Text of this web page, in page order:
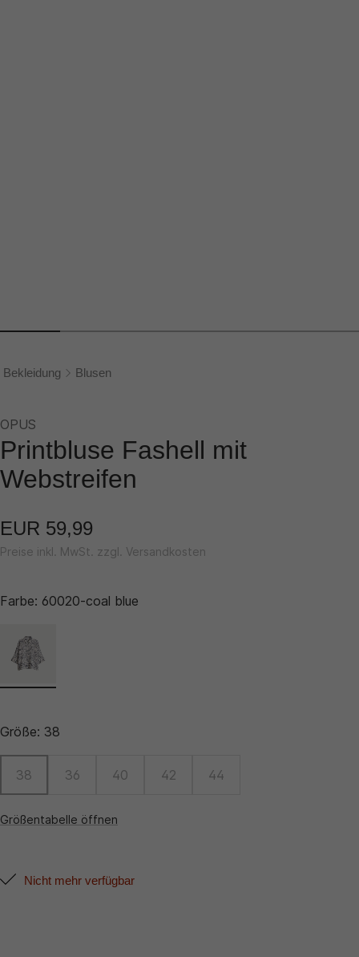
Bekleidung Blusen
OPUS
Printbluse Fashell mit
Webstreifen
EUR 59,99
Preise inkl. MwSt. zzgl. Versandkosten
Farbe: 60020-coal blue
Größe: 38
38 36 40 42 44
Größentabelle öffnen
Nicht mehr verfügbar